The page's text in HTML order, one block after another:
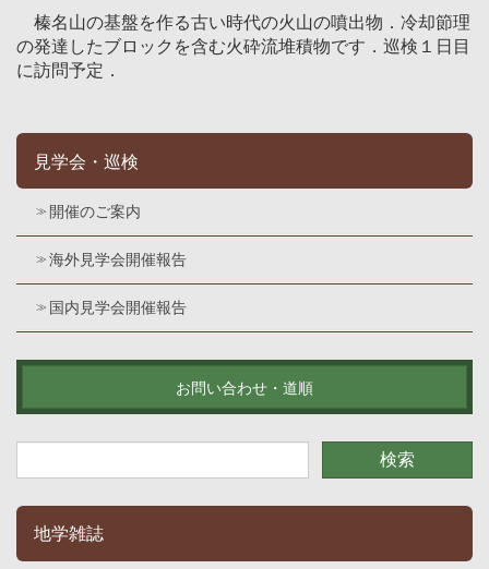
榛名山の基盤を作る古い時代の火山の噴出物．冷却節理
の発達したブロックを含む火砕流堆積物です．巡検１日目
に訪問予定．
見学会・巡検
開催のご案内
海外見学会開催報告
国内見学会開催報告
お問い合わせ・道順
地学雑誌